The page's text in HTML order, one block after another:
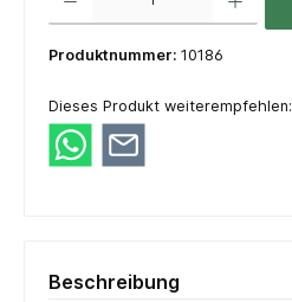
Produktnummer: 10186
Dieses Produkt weiterempfehlen:
Beschreibung